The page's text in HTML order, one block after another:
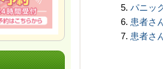
パニッ
患者さ
患者さ